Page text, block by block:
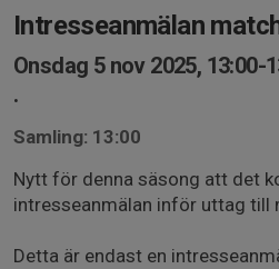
Intresseanmälan
Onsdag 5 nov 2025, 13:00-
.
Samling: 13:00
Nytt för denna säsong att det
intresseanmälan inför uttag till
Detta är endast en